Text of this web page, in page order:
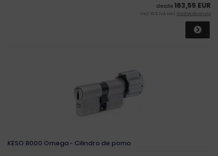
desde 163,55 EUR
incl. 19 % IVA excl.Gastos de envío
KESO 8000 Omega - Cilindro de pomo